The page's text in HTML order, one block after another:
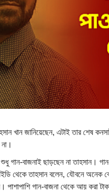
খান জানিয়েছেন, এটাই তার শেষ
গান-বাজনাই ছাড়ছেন না তাহসান।
থেকে তাহসান বলেন, যৌবনে অনেক
পাশাপাশি গান-বাজনা থেকে আয় করা